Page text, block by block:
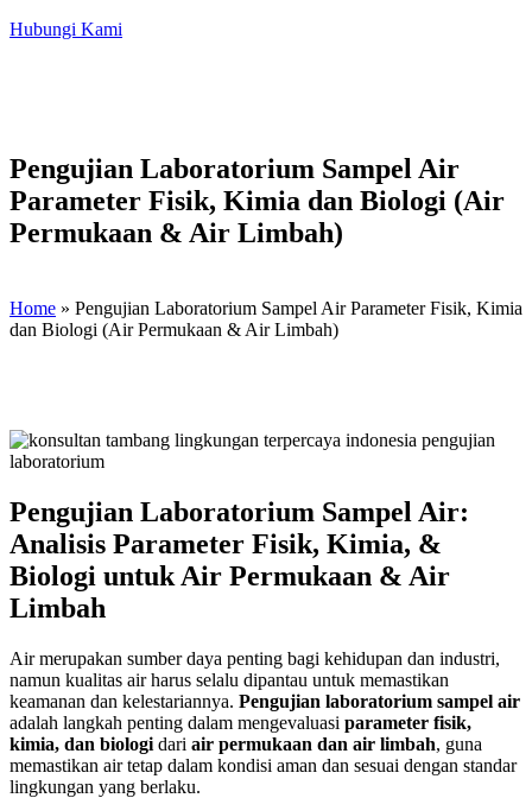
Hubungi Kami
Home » Pengujian Laboratorium Sampel Air Parameter Fisik, Kimia
dan Biologi (Air Permukaan & Air Limbah)
Pengujian Laboratorium Sampel Air
Parameter Fisik, Kimia dan Biologi (Air
Permukaan & Air Limbah)
Pengujian Laboratorium Sampel Air:
Analisis Parameter Fisik, Kimia, &
Biologi untuk Air Permukaan & Air
Limbah
Air merupakan sumber daya penting bagi kehidupan dan industri,
namun kualitas air harus selalu dipantau untuk memastikan
keamanan dan kelestariannya. Pengujian laboratorium sampel air
adalah langkah penting dalam mengevaluasi parameter fisik,
kimia, dan biologi dari air permukaan dan air limbah, guna
memastikan air tetap dalam kondisi aman dan sesuai dengan standar
lingkungan yang berlaku.